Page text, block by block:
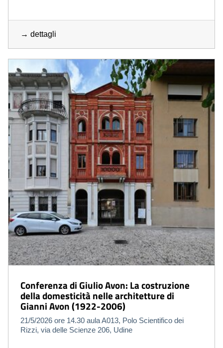
→ dettagli
Conferenza di Giulio Avon: La costruzione
della domesticità nelle architetture di
Gianni Avon (1922-2006)
21/5/2026 ore 14.30 aula A013, Polo Scientifico dei
Rizzi, via delle Scienze 206, Udine